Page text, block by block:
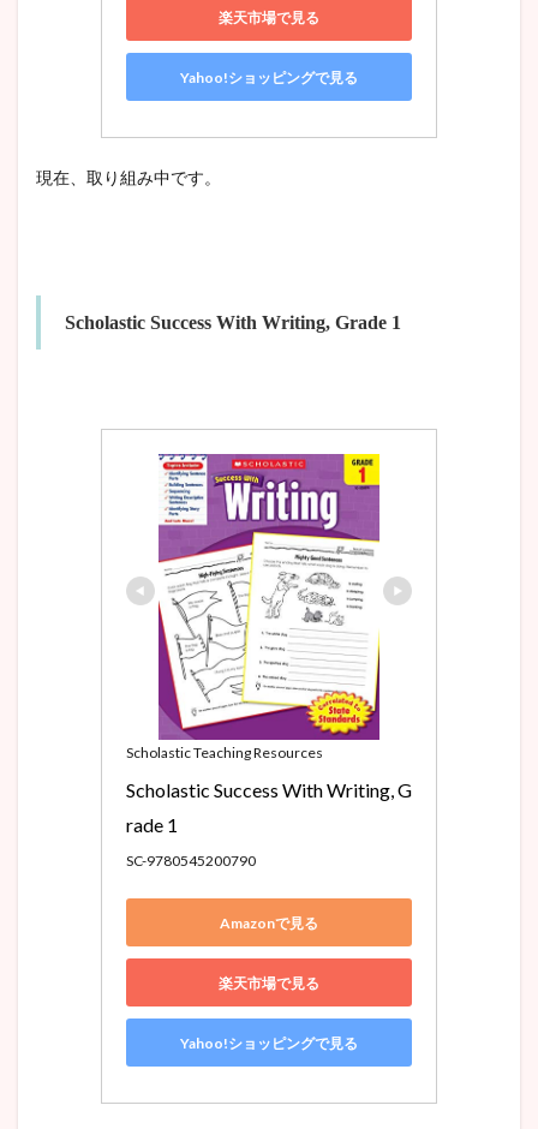
楽天市場で見る
Yahoo!ショッピングで見る
現在、取り組み中です。
Scholastic Success With Writing, Grade 1
Scholastic Teaching Resources
Scholastic Success With Writing, G
rade 1
SC-9780545200790
Amazonで見る
楽天市場で見る
Yahoo!ショッピングで見る